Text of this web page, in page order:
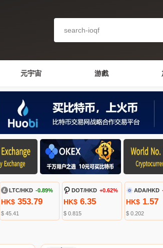
元宇宙 游戲
LTC/HKD -0.89%
HK$353.79
$ 45.41
DOT/HKD +0.62%
HK$6.35
$ 0.815
ADA/HKD
HK$1.57
$ 0.202